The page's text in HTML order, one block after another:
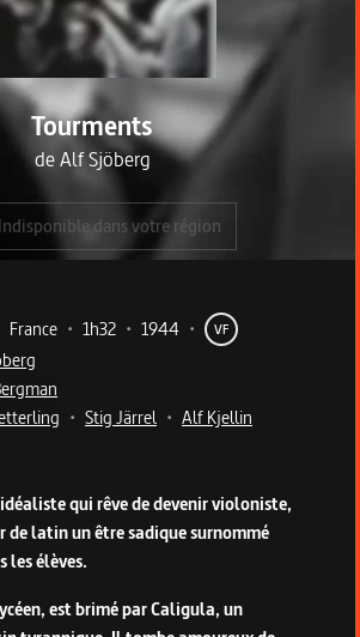
Tourments
deAlf Sjöberg
Indisponible dans votre région
France • 1h32 • 1944 • VF
• Stig Järrel • Alf Kjellin
qui rêve de devenir violoniste,
de latin un être sadique surnommé
les élèves.
est brimé par Caligula, un